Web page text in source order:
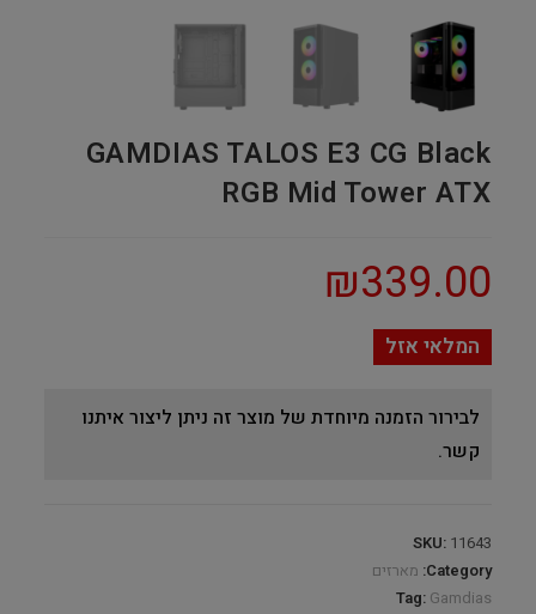
GAMDIAS TALOS E3 CG Black
RGB Mid Tower ATX
₪339.00
המלאי אזל
לבירור הזמנה מיוחדת של מוצר זה ניתן ליצור איתנו
קשר.
SKU: 11643
Category: מארזים
Tag: Gamdias